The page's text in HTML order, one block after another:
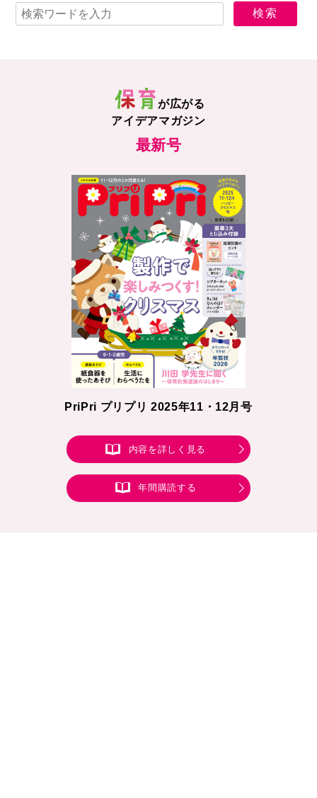
が広がる
アイデアマガジン
最新号
PriPri プリプリ 2025年11・12月号
内容を詳しく見る
年間購読する